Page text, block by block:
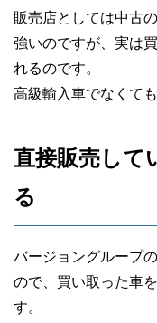
販売店としては中古
強いのですが、実は
れるのです。
高級輸入車でなくて
直接販売して
る
バージョングループ
ので、買い取った車
す。